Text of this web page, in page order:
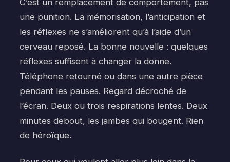
une punition. La mémorisation, l’anticipation et
les réflexes ne s’améliorent qu’à l’aide d’un
cerveau reposé. La bonne nouvelle : quelques
réflexes suffisent à changer la donne.
Téléphone retourné ou dans une autre pièce
pendant les pauses. Regard décroché de
l’écran. Deux ou trois respirations lentes. Deux
minutes debout, les jambes qui bougent. Rien
de héroïque.